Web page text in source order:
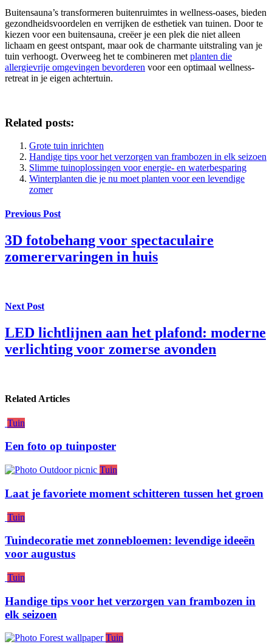
Buitensauna’s transformeren buitenruimtes in wellness-oases, bieden
gezondheidsvoordelen en verrijken de esthetiek van tuinen. Door te
kiezen voor een buitensauna, creëer je een plek die niet alleen
lichaam en geest ontspant, maar ook de charmante uitstraling van je
tuin verhoogt. Overweeg het te combineren met planten die
allergievrije omgevingen bevorderen voor een optimaal wellness-
retreat in je eigen achtertuin.
Related posts:
Grote tuin inrichten
Handige tips voor het verzorgen van frambozen in elk seizoen
Slimme tuinoplossingen voor energie- en waterbesparing
Winterplanten die je nu moet planten voor een levendige
zomer
Previous Post
3D fotobehang voor spectaculaire
zomerervaringen in huis
Next Post
LED lichtlijnen aan het plafond: moderne
verlichting voor zomerse avonden
Related Articles
Tuin
Een foto op tuinposter
Tuin
Laat je favoriete moment schitteren tussen het groen
Tuin
Tuindecoratie met zonnebloemen: levendige ideeën
voor augustus
Tuin
Handige tips voor het verzorgen van frambozen in
elk seizoen
Tuin